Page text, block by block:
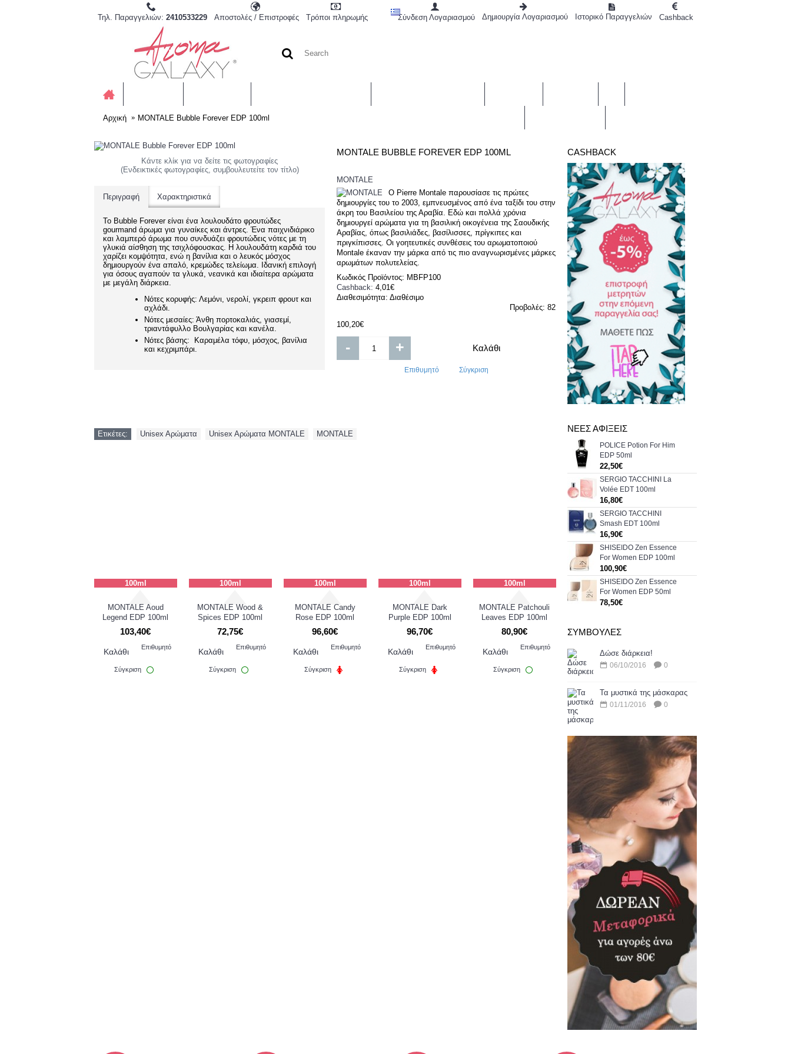
Τηλ. Παραγγελιών: 2410533229 Αποστολές / Επιστροφές Τρόποι πληρωμής Σύνδεση Λογαριασμού Δημιουργία Λογαριασμού Ιστορικό Παραγγελιών Cashback
Αρχική MONTALE Bubble Forever EDP 100ml
CASHBACK
ΝΈΕΣ ΑΦΊΞΕΙΣ
POLICE Potion For Him
EDP 50ml
22,50€
SERGIO TACCHINI La
Volée EDT 100ml
16,80€
SERGIO TACCHINI
Smash EDT 100ml
16,90€
SHISEIDO Zen Essence
For Women EDP 100ml
100,90€
SHISEIDO Zen Essence
For Women EDP 50ml
78,50€
ΣΥΜΒΟΥΛΈΣ
Δώσε διάρκεια!
06/10/2016 0
Τα μυστικά της μάσκαρας
01/11/2016 0
Κάντε κλίκ για να δείτε τις φωτογραφίες
(Ενδεικτικές φωτογραφίες, συμβουλευτείτε τον τίτλο)
Περιγραφή Χαρακτηριστικά
Το Bubble Forever είναι ένα λουλουδάτο φρουτώδες
gourmand άρωμα για γυναίκες και άντρες. Ένα παιχνιδιάρικο
και λαμπερό άρωμα που συνδυάζει φρουτώδεις νότες με τη
γλυκιά αίσθηση της τσιχλόφουσκας. Η λουλουδάτη καρδιά του
χαρίζει κομψότητα, ενώ η βανίλια και ο λευκός μόσχος
δημιουργούν ένα απαλό, κρεμώδες τελείωμα. Ιδανική επιλογή
για όσους αγαπούν τα γλυκά, νεανικά και ιδιαίτερα αρώματα
με μεγάλη διάρκεια.
Νότες κορυφής: Λεμόνι, νερολί, γκρειπ φρουτ και
αχλάδι.
Νότες μεσαίες: Άνθη πορτοκαλιάς, γιασεμί,
τριαντάφυλλο Βουλγαρίας και κανέλα.
Νότες βάσης: Καραμέλα τόφυ, μόσχος, βανίλια
και κεχριμπάρι.
MONTALE BUBBLE FOREVER EDP 100ML
MONTALE
Ο Pierre Montale παρουσίασε τις πρώτες
δημιουργίες του το 2003, εμπνευσμένος από ένα ταξίδι του στην
άκρη του Βασιλείου της Αραβία. Εδώ και πολλά χρόνια
δημιουργεί αρώματα για τη βασιλική οικογένεια της Σαουδικής
Αραβίας, όπως βασιλιάδες, βασίλισσες, πρίγκιπες και
πριγκίπισσες. Οι γοητευτικές συνθέσεις του αρωματοποιού
Montale έκαναν την μάρκα από τις πιο αναγνωρισμένες μάρκες
αρωμάτων πολυτελείας.
Κωδικός Προϊόντος: MBFP100
Cashback: 4,01€
Διαθεσιμότητα: Διαθέσιμο
Προβολές: 82
100,20€
- + Καλάθι
Επιθυμητό Σύγκριση
Ετικέτες: Unisex Aρώματα Unisex Aρώματα MONTALE MONTALE
100ml
MONTALE Aoud
Legend EDP 100ml
103,40€
Καλάθι Επιθυμητό
Σύγκριση
100ml
MONTALE Wood &
Spices EDP 100ml
72,75€
Καλάθι Επιθυμητό
Σύγκριση
100ml
MONTALE Candy
Rose EDP 100ml
96,60€
Καλάθι Επιθυμητό
Σύγκριση
100ml
MONTALE Dark
Purple EDP 100ml
96,70€
Καλάθι Επιθυμητό
Σύγκριση
100ml
MONTALE Patchouli
Leaves EDP 100ml
80,90€
Καλάθι Επιθυμητό
Σύγκριση